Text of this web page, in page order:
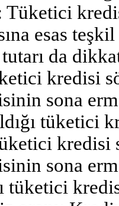
Tüketici
esas
da
kredisi
sona
tüketici
kredisi
sona
tüketici